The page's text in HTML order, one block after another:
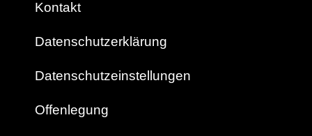
Kontakt
Datenschutzerklärung
Datenschutzeinstellungen
Offenlegung